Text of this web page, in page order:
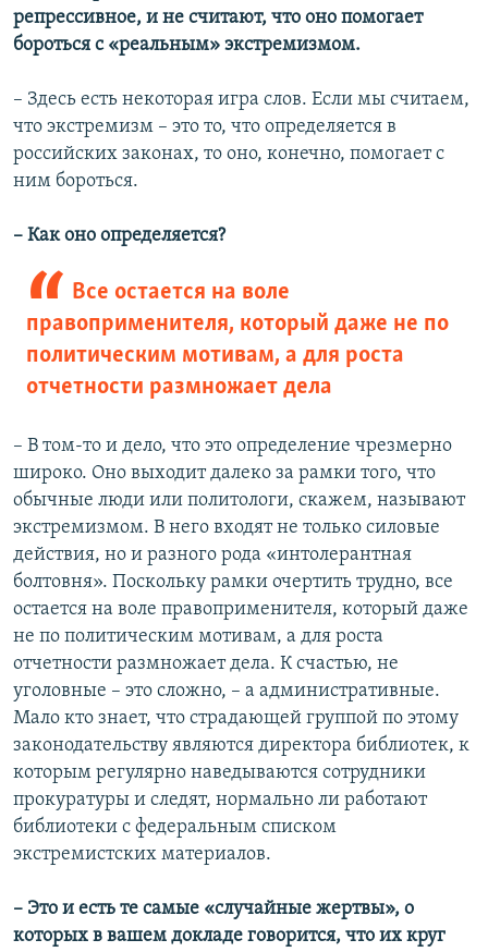
репрессивное, и не считают, что оно помогает
бороться с «реальным» экстремизмом.
– Здесь есть некоторая игра слов. Если мы считаем,
что экстремизм – это то, что определяется в
российских законах, то оно, конечно, помогает с
ним бороться.
– Как оно определяется?
Все остается на воле
правоприменителя, который даже не по
политическим мотивам, а для роста
отчетности размножает дела
– В том-то и дело, что это определение чрезмерно
широко. Оно выходит далеко за рамки того, что
обычные люди или политологи, скажем, называют
экстремизмом. В него входят не только силовые
действия, но и разного рода «интолерантная
болтовня». Поскольку рамки очертить трудно, все
остается на воле правоприменителя, который даже
не по политическим мотивам, а для роста
отчетности размножает дела. К счастью, не
уголовные – это сложно, – а административные.
Мало кто знает, что страдающей группой по этому
законодательству являются директора библиотек, к
которым регулярно наведываются сотрудники
прокуратуры и следят, нормально ли работают
библиотеки с федеральным списком
экстремистских материалов.
– Это и есть те самые «случайные жертвы», о
которых в вашем докладе говорится, что их круг